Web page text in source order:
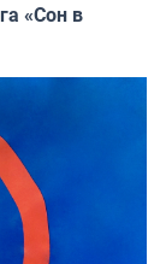
«Сон в